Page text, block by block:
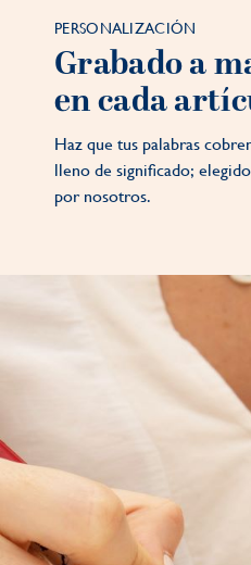
PERSONALIZACIÓN
Grabado a
en cada
Haz que tus palabras
lleno de significado;
por nosotros.